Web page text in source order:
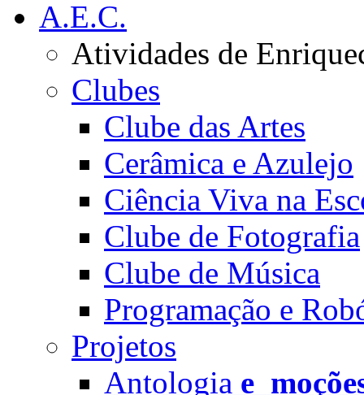
A.E.C.
Atividades de
Clubes
Clube das Artes
Cerâmica e Azulejo
Ciência Viva na
Clube de Fotografia
Clube de Música
Programação e
Projetos
Antologia